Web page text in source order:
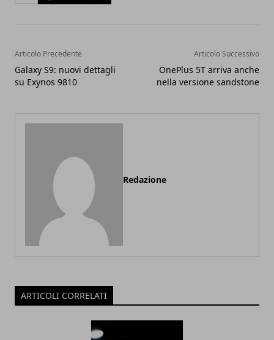
Articolo Precedente
Galaxy S9: nuovi dettagli
su Exynos 9810
Articolo Successivo
OnePlus 5T arriva anche
nella versione sandstone
Redazione
ARTICOLI CORRELATI